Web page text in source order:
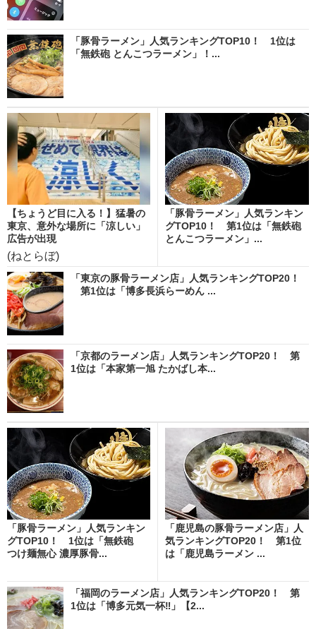
「豚骨ラーメン」人気ランキングTOP10！ 1位は
「無鉄砲 とんこつラーメン」！...
【ちょうど目に入る！】猛暑の
東京、意外な場所に「涼しい」
広告が出現
(ねとらぼ)
「豚骨ラーメン」人気ランキン
グTOP10！ 第1位は「無鉄砲
とんこつラーメン」...
「東京の豚骨ラーメン店」人気ランキングTOP20！
第1位は「博多長浜らーめん ...
「京都のラーメン店」人気ランキングTOP20！ 第
1位は「本家第一旭 たかばし本...
「豚骨ラーメン」人気ランキン
グTOP10！ 1位は「無鉄砲
つけ麺無心 濃厚豚骨...
「鹿児島の豚骨ラーメン店」人
気ランキングTOP20！ 第1位
は「鹿児島ラーメン ...
「福岡のラーメン店」人気ランキングTOP20！ 第
1位は「博多元気一杯‼︎」【2...